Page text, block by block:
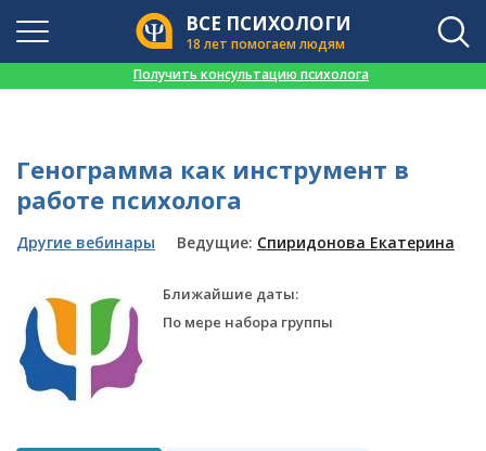
ВСЕ ПСИХОЛОГИ
18 лет помогаем людям
Получить консультацию психолога
Генограмма как инструмент в
работе психолога
Другие вебинары Ведущие: Спиридонова Екатерина
Ближайшие даты:
По мере набора группы